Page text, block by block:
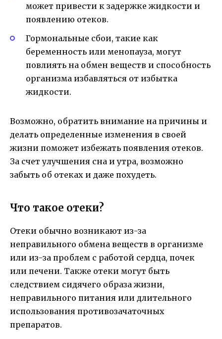
может привести к задержке жидкости и
появлению отеков.
Гормональные сбои, такие как
беременность или менопауза, могут
повлиять на обмен веществ и способность
организма избавляться от избытка
жидкости.
Возможно, обратить внимание на причины и
делать определенные изменения в своей
жизни поможет избежать появления отеков.
За счет улучшения сна и утра, возможно
забыть об отеках и даже похудеть.
Что такое отеки?
Отеки обычно возникают из-за
неправильного обмена веществ в организме
или из-за проблем с работой сердца, почек
или печени. Также отеки могут быть
следствием сидячего образа жизни,
неправильного питания или длительного
использования противозачаточных
препаратов.